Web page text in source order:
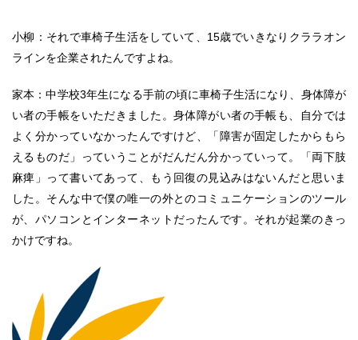
小柳：それで車椅子生活をしていて、15歳でいきなりクララオン
ラインを企業されたんですよね。
家本：中学校3年生になる手前の頃に車椅子生活になり、身体障が
い者の手帳をいただきました。身体障がい者の手帳も、自分では
よく分かっていなかったんですけど、「障害が固定したからもら
えるものだ」っていうことがだんだん分かっていって。「両下肢
麻痺」って書いてあって、もう回復の見込みはないんだと思いま
した。そんな中で僕の唯一の外とのコミュニケーションのツール
が、パソコンとインターネットだったんです。それが起業のきっ
かけですね。